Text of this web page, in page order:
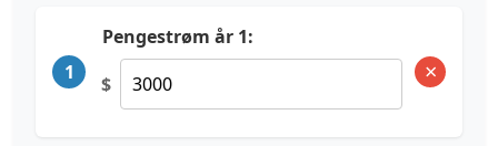
1
Pengestrøm år 1:
$
×